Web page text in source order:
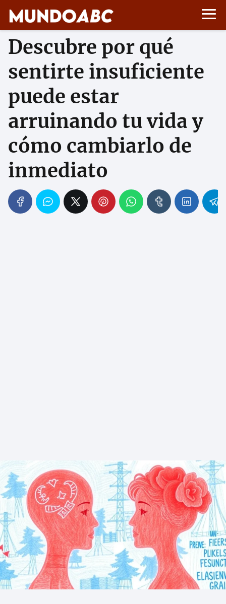
Descubre por qué
sentirte insuficiente
puede estar
arruinando tu vida y
cómo cambiarlo de
inmediato